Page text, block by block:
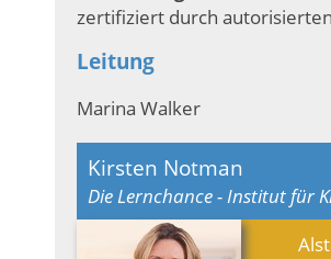
zertifiziert durch
Leitung
Marina Walker
Kirsten Notman
Die Lernchance - Institut für